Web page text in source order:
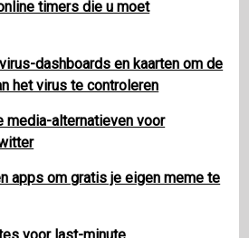
timers die u moet
dashboards en kaarten om de
het virus te controleren
media-alternatieven voor
apps om gratis je eigen meme te